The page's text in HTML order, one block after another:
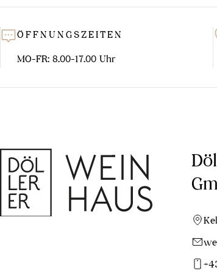
ÖFFNUNGSZEITEN
MO-FR: 8.00-17.00 Uhr